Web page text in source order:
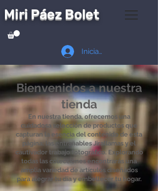
Miri Páez Bolet
Iniciar sesión
Bienvenidos a nuestra
tienda
En nuestra tienda, ofrecemos una
cuidadosa selección de productos que
capturan la esencia del contenido de esta
página: las entrañables Jirallamas y el
cautivador trabajo fotográfico. Explorando
todas las colecciones encontrarás una
amplia variedad de artículos diseñados
para alegrar tu día y embellecer tu hogar.